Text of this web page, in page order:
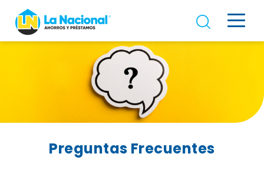
Preguntas Frecuentes